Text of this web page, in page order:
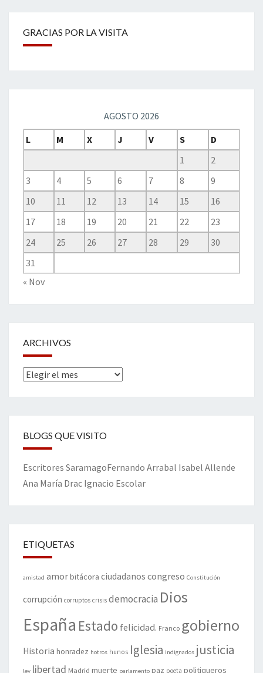
GRACIAS POR LA VISITA
AGOSTO 2026
L
M X J V S
D
1
2
3
4 5 6 7 8
9
10
11 12 13 14 15
16
17
18 19 20 21 22
23
24
25 26 27 28 29
30
31
« Nov
ARCHIVOS
Archivos
BLOGS QUE VISITO
Escritores SaramagoFernando Arrabal Isabel Allende
Ana María Drac Ignacio Escolar
ETIQUETAS
amistad amorbitácora ciudadanos congreso Constitución
corrupción corruptos crisis democracia Dios
España Estado felicidad. Franco gobierno
Historia honradez hotros hunos Iglesia indignados justicia
ley libertad Madrid muerte parlamento paz poeta politiqueros